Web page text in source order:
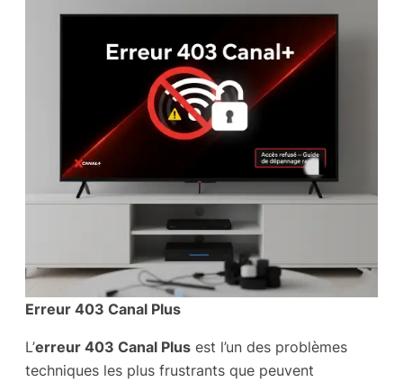
Erreur 403 Canal Plus
L’erreur 403 Canal Plus est l’un des problèmes
techniques les plus frustrants que peuvent